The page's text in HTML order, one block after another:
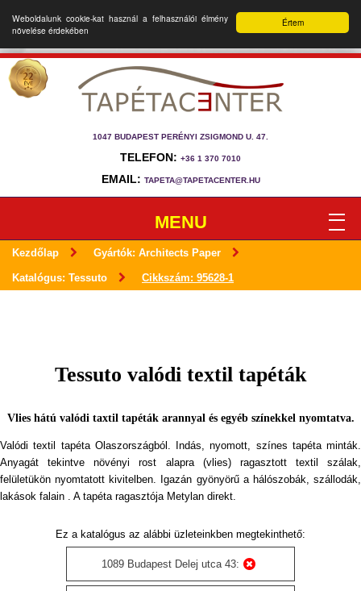
Értem
Weboldalunk cookie-kat használ a felhasználói élmény
növelése érdekében
1047 BUDAPEST PERÉNYI ZSIGMOND U. 47.
TELEFON: +36 1 370 7010
EMAIL: TAPETA@TAPETACENTER.HU
MENU
Kezdőlap Gyártók: Architects Paper
Katalógus: Tessuto Cikkszám: 95628-1
Tessuto valódi textil tapéták
Vlies hátú valódi taxtil tapéták arannyal és egyéb színekkel nyomtatva.
Valódi textil tapéta Olaszországból. Indás, nyomott, színes tapéta minták.
Anyagát tekintve növényi rost alapra (vlies) ragasztott textil szálak,
felületükön nyomtatott kivitelben. Igazán gyönyörű a hálószobák, szállodák,
lakások falain . A tapéta ragasztója Metylan direkt.
Ez a katalógus az alábbi üzleteinkben megtekinthető:
1089 Budapest Delej utca 43: